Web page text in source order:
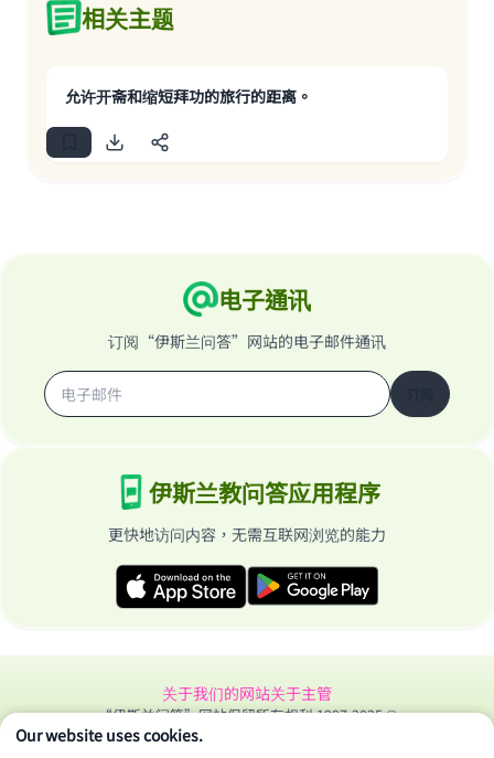
相关主题
允许开斋和缩短拜功的旅行的距离。
电子通讯
订阅“伊斯兰问答”网站的电子邮件通讯
伊斯兰教问答应用程序
更快地访问内容，无需互联网浏览的能力
关于我们的网站关于主管
“伊斯兰问答”网站保留所有权利 1997-2025 ©
Our website uses cookies.